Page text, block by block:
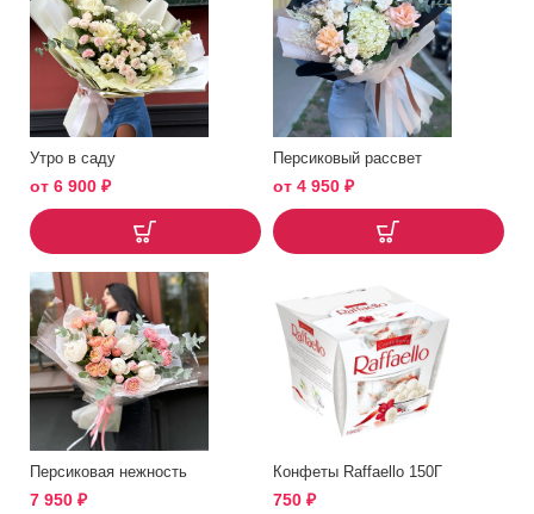
Утро в саду
от 6 900 ₽
Персиковый рассвет
от 4 950 ₽
Персиковая нежность
7 950 ₽
Конфеты Raffaello 150Г
750 ₽